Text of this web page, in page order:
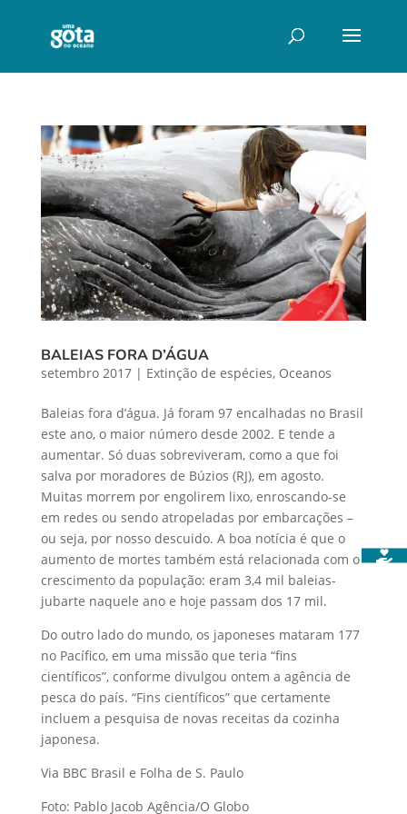
BALEIAS FORA D’ÁGUA
setembro 2017| Extinção de espécies, Oceanos
Baleias fora d’água. Já foram 97 encalhadas no Brasil
este ano, o maior número desde 2002. E tende a
aumentar. Só duas sobreviveram, como a que foi
salva por moradores de Búzios (RJ), em agosto.
Muitas morrem por engolirem lixo, enroscando-se
em redes ou sendo atropeladas por embarcações –
ou seja, por nosso descuido. A boa notícia é que o
aumento de mortes também está relacionada com o
crescimento da população: eram 3,4 mil baleias-
jubarte naquele ano e hoje passam dos 17 mil.
Do outro lado do mundo, os japoneses mataram 177
no Pacífico, em uma missão que teria “fins
científicos”, conforme divulgou ontem a agência de
pesca do país. “Fins científicos” que certamente
incluem a pesquisa de novas receitas da cozinha
japonesa.
Via BBC Brasil e Folha de S. Paulo
Foto: Pablo Jacob Agência/O Globo